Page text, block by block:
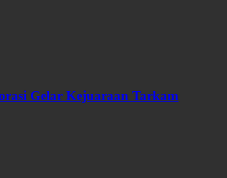
Gelar Kejuaraan Tarkam